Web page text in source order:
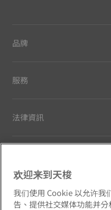
品牌
服務
法律資訊
我們的品牌承諾
欢迎来到天梭
我们使用 Cookie 以允许我
告、提供社交媒体功能并